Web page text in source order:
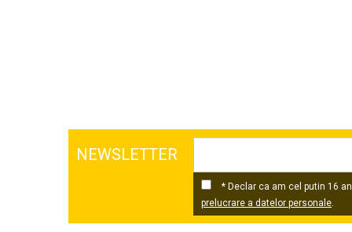
NEWSLETTER
* Declar ca am cel putin 16
prelucrare a datelor personale.